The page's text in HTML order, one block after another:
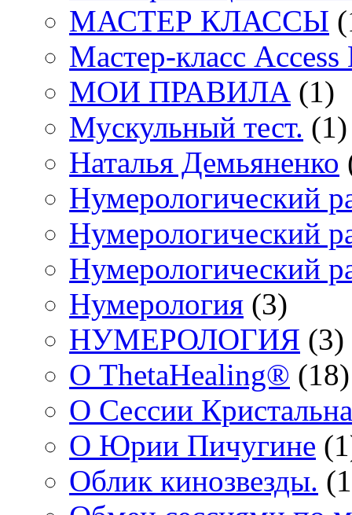
МАСТЕР КЛАССЫ
Мастер-класс
МОИ ПРАВИЛА (1)
Мускульный тест. (1)
Наталья Демьяненко
Нумерологический
Нумерологический
Нумерологический
Нумерология (3)
НУМЕРОЛОГИЯ (3)
О ThetaHealing® (18)
О Сессии
О Юрии Пичугине
Облик кинозвезды.